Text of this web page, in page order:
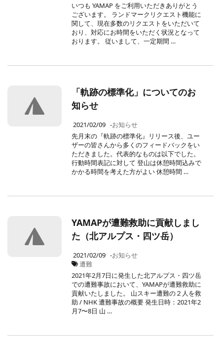
いつも YAMAP をご利用いただきありがとう
ございます。 ランドマークリクエスト機能に
関して、現在多数のリクエストをいただいて
おり、対応にお時間をいただく状況となって
おります。 従いまして、一定期間 …
「軌跡の標準化」についてのお
知らせ
2021/02/09 -お知らせ
先月末の『軌跡の標準化』リリース後、ユー
ザーの皆さんから多くのフィードバックをい
ただきました。代表的なものは以下でした。
行動時間表記に対して 登山は休憩時間込みで
かかる時間を考えた方がよい 休憩時間 …
YAMAPが遭難救助に貢献しまし
た（北アルプス・四ツ岳）
2021/02/09 -お知らせ
遭難
2021年2月7日に発生した北アルプス・四ツ岳
での遭難事故において、YAMAPが遭難救助に
貢献いたしました。 山スキー遭難の２人を救
助 / NHK 遭難事故の概要 発生日時：2021年2
月7〜8日 山 …